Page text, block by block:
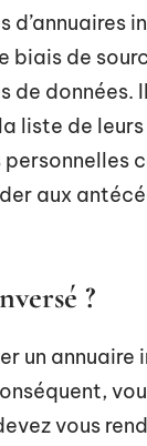
de
de
liste de
aux
?
un annuaire
vous